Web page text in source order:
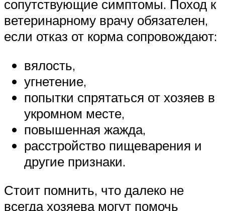
сопутствующие симптомы. Поход к
ветеринарному врачу обязателен,
если отказ от корма сопровождают:
вялость,
угнетение,
попытки спрятаться от хозяев в
укромном месте,
повышенная жажда,
расстройство пищеварения и
другие признаки.
Стоит помнить, что далеко не
всегда хозяева могут помочь